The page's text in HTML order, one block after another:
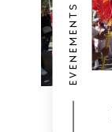
EVENEMENTS